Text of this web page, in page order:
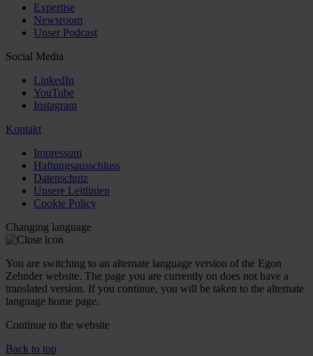
Expertise
Newsroom
Unser Podcast
Social Media
LinkedIn
YouTube
Instagram
Kontakt
Impressum
Haftungsausschluss
Datenschutz
Unsere Leitlinien
Cookie Policy
Changing language
You are switching to an alternate language version of the Egon
Zehnder website. The page you are currently on does not have a
translated version. If you continue, you will be taken to the alternate
language home page.
Continue to the website
Back to top